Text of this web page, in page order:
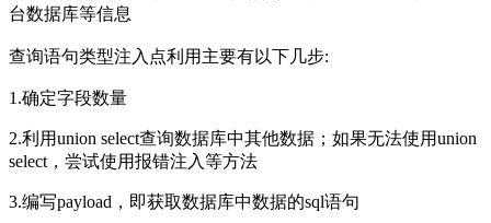
台数据库等信息
查询语句类型注入点利用主要有以下几步:
1.确定字段数量
2.利用union select查询数据库中其他数据；如果无法使用union
select，尝试使用报错注入等方法
3.编写payload，即获取数据库中数据的sql语句